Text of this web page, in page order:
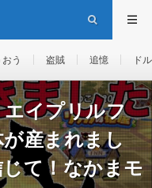
う 盗賊 追憶 ド
イプリルフ
産まれまし
て！なかまモ